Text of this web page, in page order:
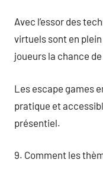
Avec l’essor des
virtuels sont en
joueurs la chance
Les escape games
pratique et
présentiel.
9. Comment les